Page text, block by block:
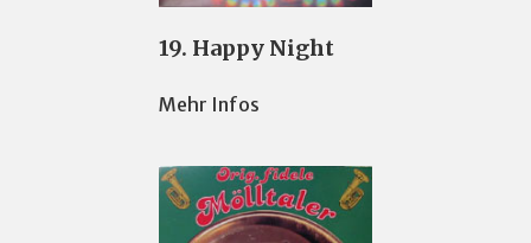
19. Happy Night
Mehr Infos